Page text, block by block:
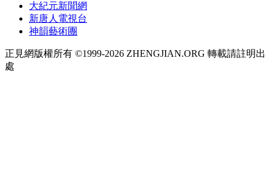
大紀元新聞網
新唐人電視台
神韻藝術團
正見網版權所有 ©1999-2026 ZHENGJIAN.ORG 轉載請註明出
處